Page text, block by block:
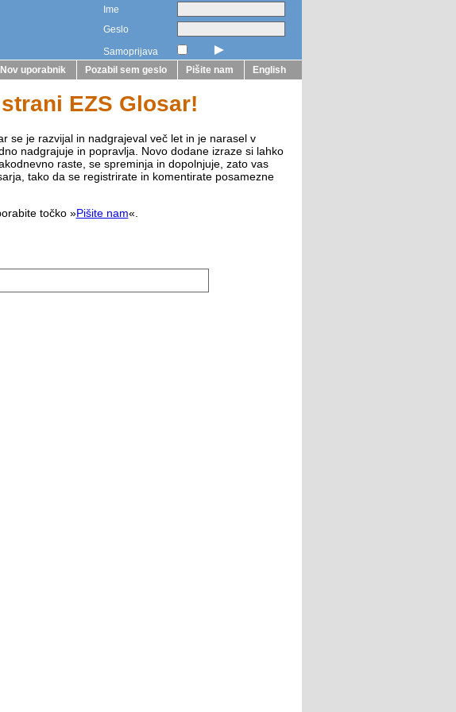
Ime
Geslo
Samoprijava
►
Nov uporabnik Pozabil sem geslo Pišite nam English
EZS Glosar!
se je razvijal in nadgrajeval več let in je narasel v
nadgrajuje in popravlja. Novo dodane izraze si lahko
raste, se spreminja in dopolnjuje, zato vas
tako da se registrirate in komentirate posamezne
točko »Pišite nam«.